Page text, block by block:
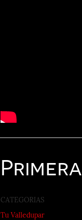
Primera
CATEGORIAS
Tu Valledupar